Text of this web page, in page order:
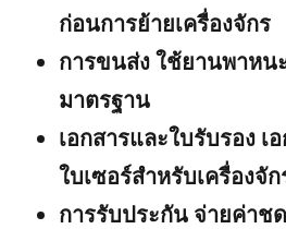
ก่อนการย้ายเครื่องจักร
การขนส่ง ใช้ยานพาห
มาตรฐาน
เอกสารและใบรับรอง เ
ใบเซอร์สำหรับเครื่องจัก
การรับประกัน จ่ายค่าช